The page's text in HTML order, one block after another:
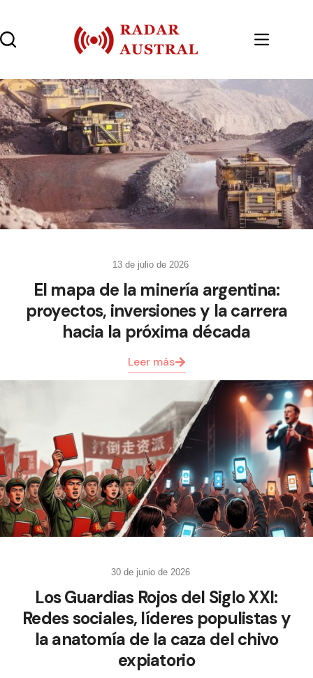
13 de julio de 2026
El mapa de la minería argentina:
proyectos, inversiones y la carrera
hacia la próxima década
Leer más
30 de junio de 2026
Los Guardias Rojos del Siglo XXI:
Redes sociales, líderes populistas y
la anatomía de la caza del chivo
expiatorio